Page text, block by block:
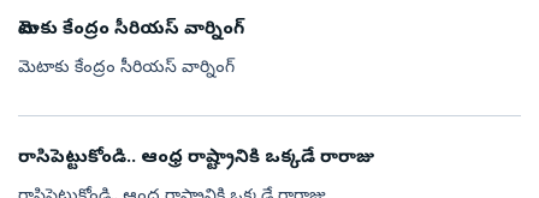
మెటాకు కేంద్రం సీరియస్ వార్నింగ్
మెటాకు కేంద్రం సీరియస్ వార్నింగ్
రాసిపెట్టుకోండి.. ఆంధ్ర రాష్ట్రానికి ఒక్కడే రారాజు